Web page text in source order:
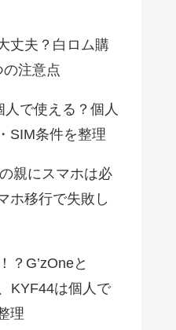
丈夫？白ロム購
の注意点
で使える？個人
SIM条件を整理
親にスマホは必
ホ移行で失敗し
？G’zOneと
KYF44は個人で
理